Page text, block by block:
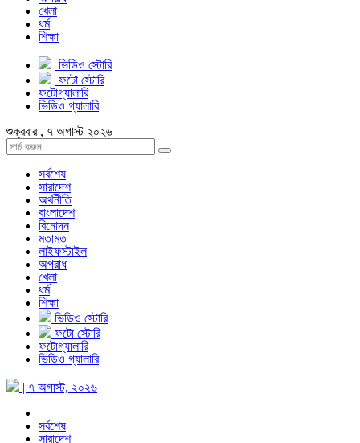
খেলা
ধর্ম
শিক্ষা
ভিডিও স্টোরি
ফটো স্টোরি
ফটোগ্যালারি
ভিডিও গ্যালারি
শুক্রবার , ৭ অগাস্ট ২০২৬
সর্বশেষ
সারাদেশ
অর্থনীতি
বাংলাদেশ
বিনোদন
মতামত
লাইফস্টাইল
অপরাধ
খেলা
ধর্ম
শিক্ষা
ভিডিও স্টোরি
ফটো স্টোরি
ফটোগ্যালারি
ভিডিও গ্যালারি
| ৭ অগাস্ট, ২০২৬
সর্বশেষ
সারাদেশ